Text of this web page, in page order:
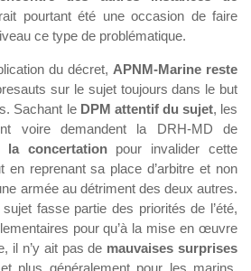
pourtant été une occasion de faire
ce type de problématique.
du décret, APNM-Marine reste
sur le sujet toujours dans le but
Sachant le DPM attentif du sujet, les
voire demandent la DRH-MD de
la concertation pour invalider cette
en reprenant sa place d’arbitre et non
armée au détriment des deux autres.
fasse partie des priorités de l’été,
pour qu’à la mise en œuvre
il n’y ait pas de mauvaises surprises